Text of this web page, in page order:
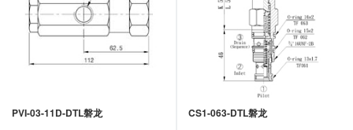
PVI-03-11D-DTL磐龙 CS1-063-DTL磐龙